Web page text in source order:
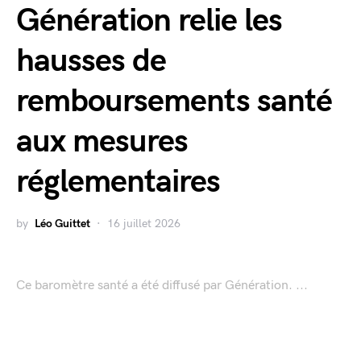
Génération relie les
hausses de
remboursements santé
aux mesures
réglementaires
by Léo Guittet 16 juillet 2026
Ce baromètre santé a été diffusé par Génération. ...